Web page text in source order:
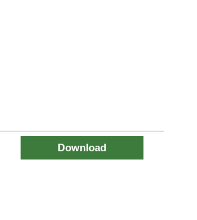
Download